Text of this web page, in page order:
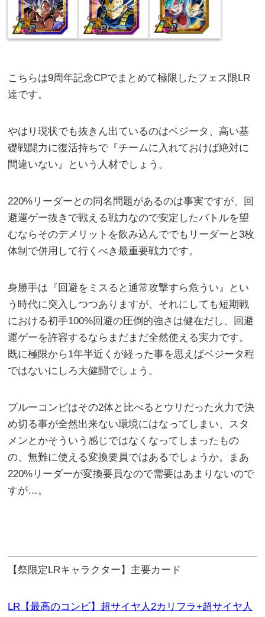
こちらは9周年記念CPでまとめて極限したフェス限LR
達です。
やはり現状でも抜きん出ているのはベジータ、高い基
礎戦闘力に復活持ちで『チームに入れておけば絶対に
間違いない』という人材でしょう。
220%リーダーとの同名問題があるのは事実ですが、回
避運ゲー抜きで戦える戦力なので安定したバトルを望
むならそのデメリットを飲み込んででもリーダーと3枚
体制で併用して行くべき最重要戦力です。
身勝手は『回避をミスると通常攻撃すら危うい』とい
う時代に突入しつつありますが、それにしても短期戦
における初手100%回避の圧倒的強さは健在だし、回避
運ゲーを許容するならまだまだ全然使える実力です。
既に極限から1年半近くが経った事を思えばベジータ程
ではないにしろ大健闘でしょう。
ブルーコンビはその2体と比べるとウリだった火力で決
め切る事が全然出来ない環境にはなってしまい、スタ
メンとかそういう感じではなくなってしまったもの
の、無難に使える変換要員ではあるでしょうか。まあ
220%リーダーが変換要員なので需要はあまりないので
すが…。
【祭限定LRキャラクター】主要カード
LR【最高のコンビ】超サイヤ人2カリフラ+超サイヤ人